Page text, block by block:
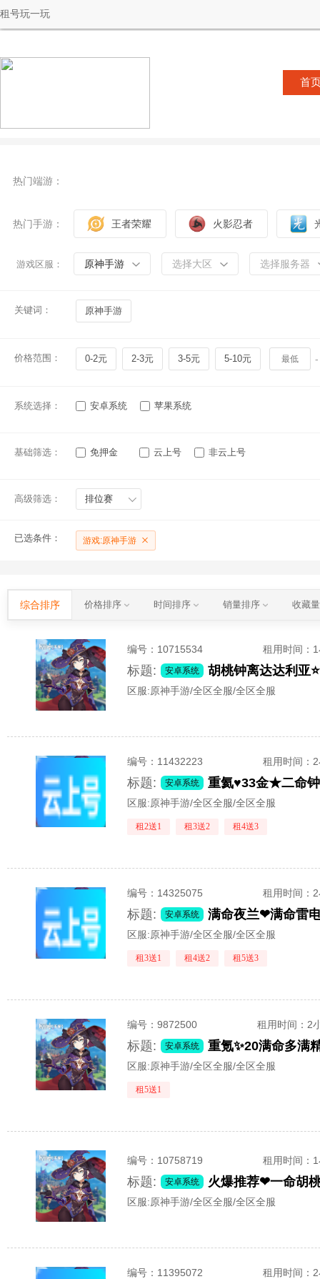
租号玩一玩
首
热门端游：
热门手游： 王者荣耀 火影忍者
游戏区服： 原神手游 选择大区 选择服务器
关键词： 原神手游
价格范围： 0-2元 2-3元 3-5元 5-10元 -
系统选择： 安卓系统 苹果系统
基础筛选： 免押金 云上号 非云上号
高级筛选： 排位赛
已选条件： 游戏:原神手游
综合排序 价格排序 时间排序 销量排序 收藏
编号： 10715534 租用时间 ：
标题: 安卓系统 胡桃钟离达达利亚
区服:原神手游/全区全服/全区全服
编号： 11432223 租用时间 ：
标题: 安卓系统 重氦♥33金★二命
区服:原神手游/全区全服/全区全服
租2送1 租3送2 租4送3
编号： 14325075 租用时间 ：
标题: 安卓系统
区服:原神手游/全区全服/全区全服
租3送1 租4送2 租5送3
编号：9872500 租用时间 ：2
标题: 安卓系统 重氪✨20满命多满
区服:原神手游/全区全服/全区全服
租5送1
编号： 10758719 租用时间 ：
标题: 安卓系统 火爆推荐❤一命胡
区服:原神手游/全区全服/全区全服
编号： 11395072 租用时间 ：